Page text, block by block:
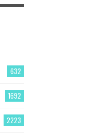
632
1692
2223